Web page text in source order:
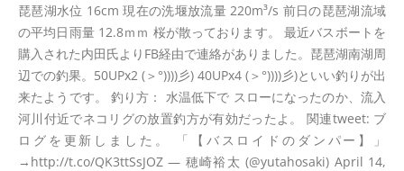
琵琶湖水位 16cm 現在の洗堰放流量 220m³/s 前日の琵琶湖流域
の平均日雨量 12.8ｍｍ 桜が散っております。 最近バスボートを
購入された内田氏よりFB経由で連絡がありました。琵琶湖南湖周
辺での釣果。50UPx2 (＞°))))彡) 40UPx4 (＞°))))彡)といい釣りが出
来たようです。 釣り方： 水温低下で スローになったのか、流入
河川付近でネコリグの放置釣方が有効だったよ。 関連tweet: ブ
ログを更新しました。 「【バスロイドのダンパー】」
→http://t.co/QK3ttSsJOZ — 穂崎裕太 (@yutahosaki) April 14,